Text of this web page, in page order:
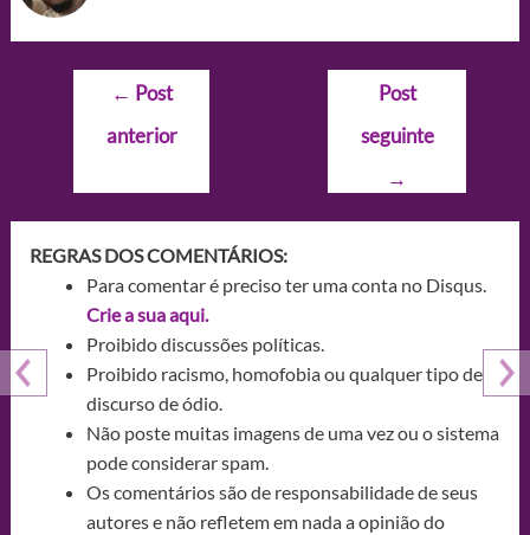
Navegação
Post
← Post
anterior
Post
seguinte
→
REGRAS DOS COMENTÁRIOS:
Para comentar é preciso ter uma conta no Disqus.
Crie a sua aqui.
Proibido discussões políticas.
Proibido racismo, homofobia ou qualquer tipo de
discurso de ódio.
Não poste muitas imagens de uma vez ou o sistema
pode considerar spam.
Os comentários são de responsabilidade de seus
autores e não refletem em nada a opinião do